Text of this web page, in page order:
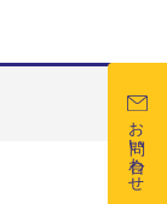
お問い合わせ